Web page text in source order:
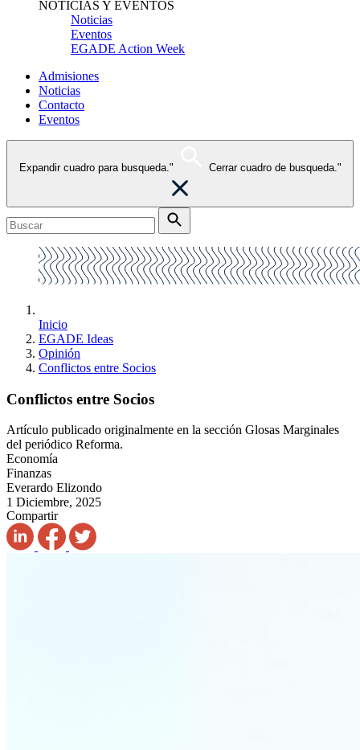
NOTICIAS Y EVENTOS
Noticias
Eventos
EGADE Action Week
Admisiones
Noticias
Contacto
Eventos
Expandir cuadro para busqueda." Cerrar cuadro de busqueda."
Inicio
EGADE Ideas
Opinión
Conflictos entre Socios
Conflictos entre Socios
Artículo publicado originalmente en la sección Glosas Marginales
del periódico Reforma.
Economía
Finanzas
Everardo Elizondo
1 Diciembre, 2025
Compartir